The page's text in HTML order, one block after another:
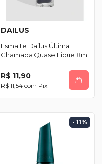
DAILUS
Esmalte Dailus Última
Chamada Quase Fique 8ml
R$ 11,90
R$ 11,54 com Pix
- 11%